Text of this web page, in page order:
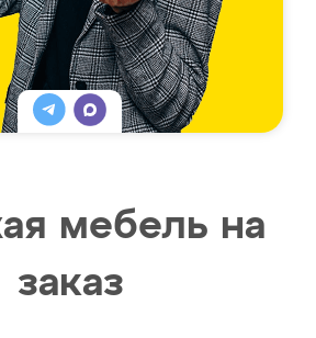
мебель на
заказ